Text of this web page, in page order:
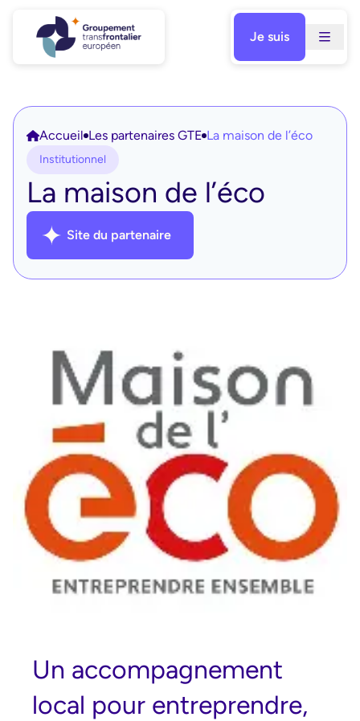
contenu
Je suis
Accueil Les partenaires GTE La maison de l’éco
Institutionnel
La maison de l’éco
Site du partenaire
Un accompagnement
local pour entreprendre,